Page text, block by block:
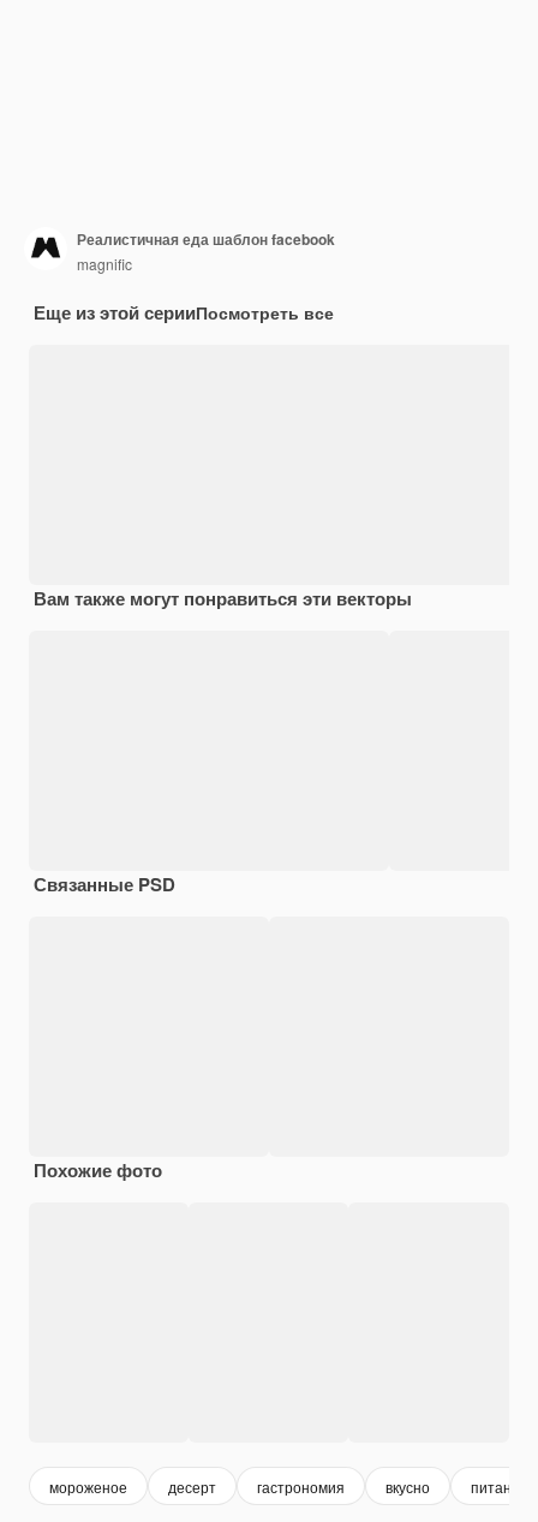
Реалистичная еда шаблон facebook
magnific
Еще из этой серииПосмотреть все
Вам также могут понравиться эти векторы
Связанные PSD
Похожие фото
мороженое десерт гастрономия вкусно питание